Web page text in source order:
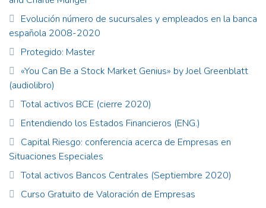
Evolución número de sucursales y empleados en la banca
española 2008-2020
Protegido: Master
«You Can Be a Stock Market Genius» by Joel Greenblatt
(audiolibro)
Total activos BCE (cierre 2020)
Entendiendo los Estados Financieros (ENG.)
Capital Riesgo: conferencia acerca de Empresas en
Situaciones Especiales
Total activos Bancos Centrales (Septiembre 2020)
Curso Gratuito de Valoración de Empresas